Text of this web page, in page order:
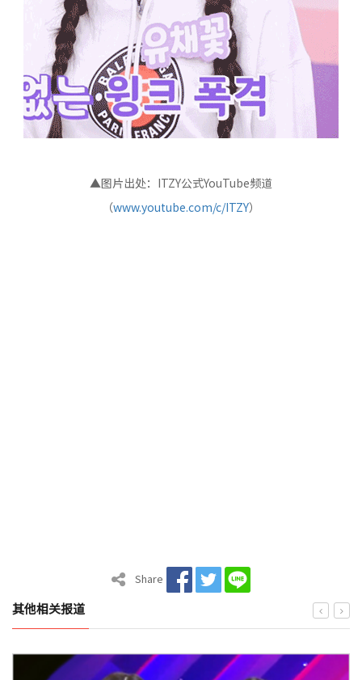
▲图片出处：ITZY公式YouTube频道
（www.youtube.com/c/ITZY）
Share
其他相关报道